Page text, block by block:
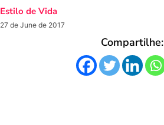
Estilo de Vida
27 de June de 2017
Compartilhe: